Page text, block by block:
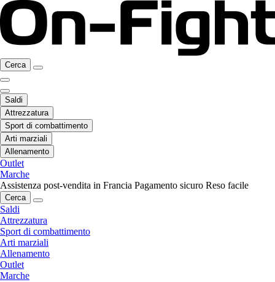
Cerca
Saldi
Attrezzatura
Sport di combattimento
Arti marziali
Allenamento
Outlet
Marche
Assistenza post-vendita in Francia Pagamento sicuro Reso facile
Cerca
Saldi
Attrezzatura
Sport di combattimento
Arti marziali
Allenamento
Outlet
Marche